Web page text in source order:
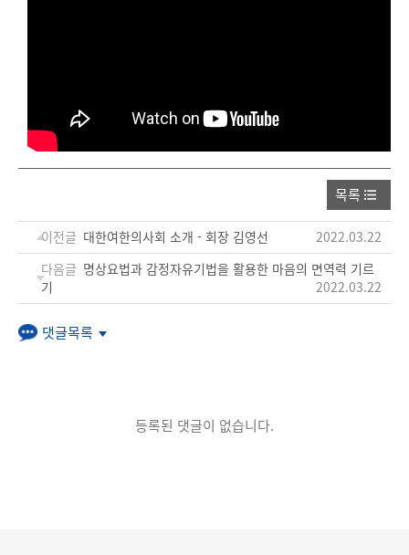
목록
이전글 대한여한의사회 소개 - 회장 김영선
2022.03.22
다음글 명상요법과 감정자유기법을 활용한 마음의 면역력 기르
기
2022.03.22
댓글목록
등록된 댓글이 없습니다.